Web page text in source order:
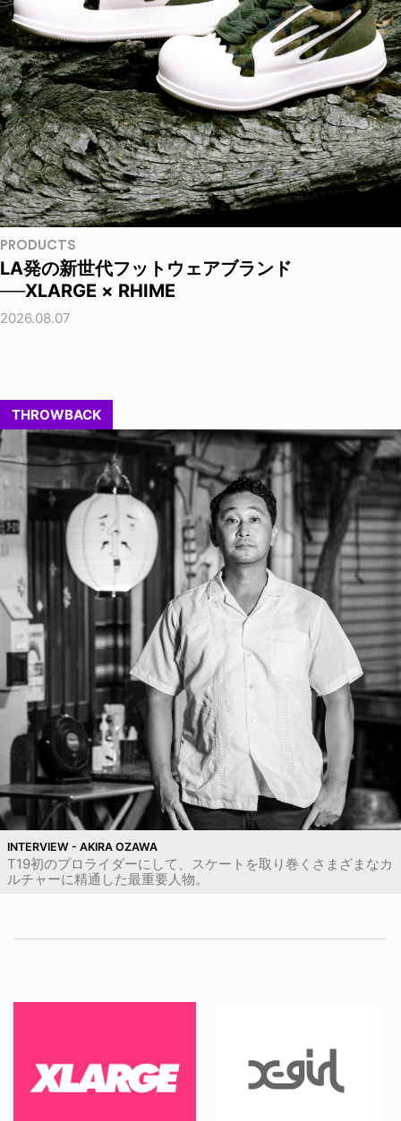
PRODUCTS
LA発の新世代フットウェアブランド
──XLARGE × RHIME
2026.08.07
THROWBACK
INTERVIEW - AKIRA OZAWA
T19初のプロライダーにして、スケートを取り巻くさまざまなカ
ルチャーに精通した最重要人物。